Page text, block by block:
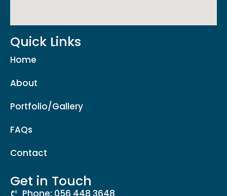
Quick Links
Home
About
Portfolio/Gallery
FAQs
Contact
Get in Touch